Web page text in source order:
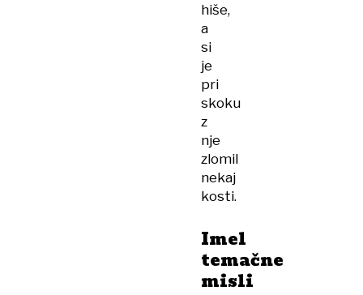
hiše,
a
si
je
pri
skoku
z
nje
zlomil
nekaj
kosti.
Imel
temačne
misli